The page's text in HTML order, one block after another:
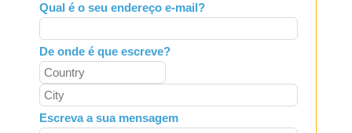
Qual é o seu endereço e-mail?
De onde é que escreve?
Escreva a sua mensagem